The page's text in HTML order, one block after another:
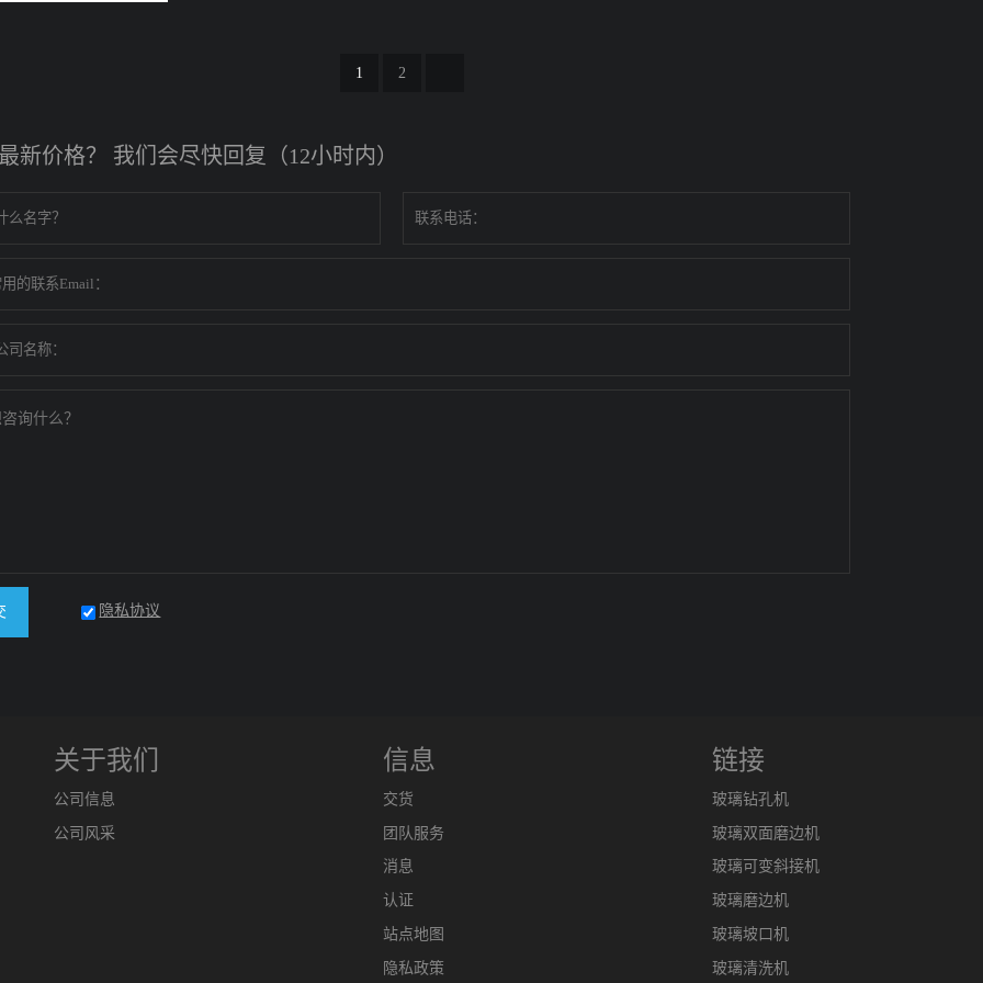
1 2
新价格？ 我们会尽快回复（12小时内）
隐私协议
关于我们
公司信息
公司风采
信息
交货
团队服务
消息
认证
站点地图
隐私政策
链接
玻璃钻孔机
玻璃双面磨边机
玻璃可变斜接机
玻璃磨边机
玻璃坡口机
玻璃清洗机